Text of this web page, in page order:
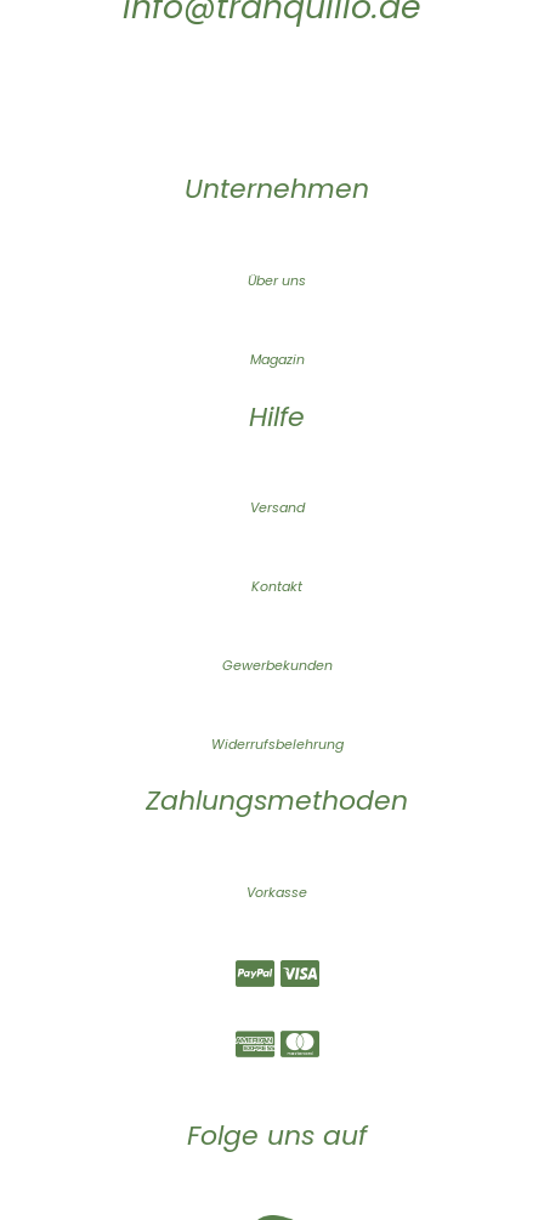
Unternehmen
Über uns
Magazin
Hilfe
Versand
Kontakt
Gewerbekunden
Widerrufsbelehrung
Zahlungsmethoden
Vorkasse
Folge uns auf